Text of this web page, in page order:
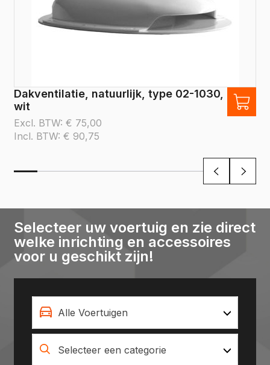
Dakventilatie, natuurlijk, type 02-1030,
wit
Excl. BTW: € 75,00
Incl. BTW: € 90,75
Selecteer uw voertuig en zie direct
welke inrichting en accessoires
voor u geschikt zijn!
Alle Voertuigen
Selecteer een categorie